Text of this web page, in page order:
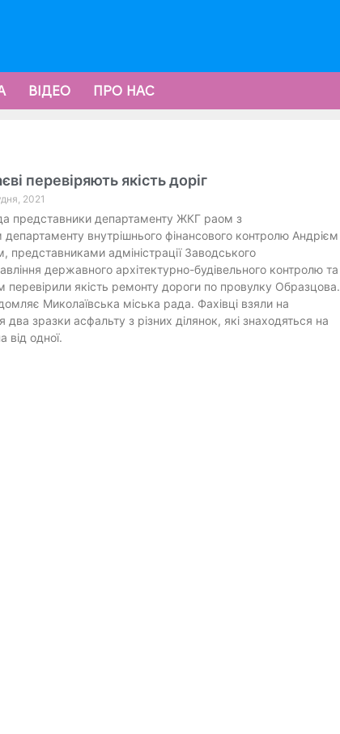
ВІДЕО ПРО НАС
перевіряють якість доріг
2021
представники департаменту ЖКГ раом з
внутрішнього фінансового контролю Андрієм
представниками адміністрації Заводського
державного архітектурно-будівельного контролю та
перевірили якість ремонту дороги по провулку Образцова.
Миколаївська міська рада. Фахівці взяли на
два зразки асфальту з різних ділянок, які знаходяться на
від одної.